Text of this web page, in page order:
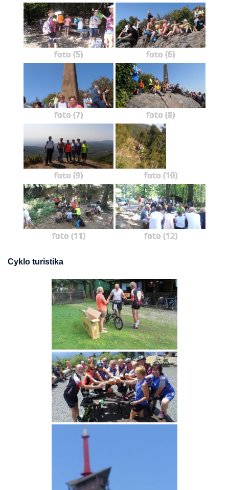
foto (5) foto (6)
foto (7) foto (8)
foto (9) foto (10)
foto (11) foto (12)
Cyklo turistika